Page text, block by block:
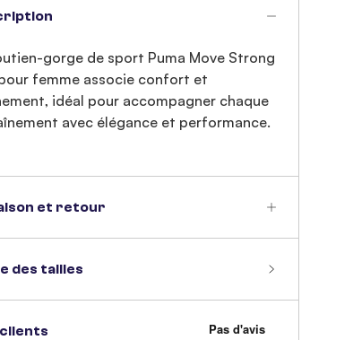
gorge de sport Puma Move Strong
femme associe confort et
idéal pour accompagner chaque
avec élégance et performance.
et retour
des tailles